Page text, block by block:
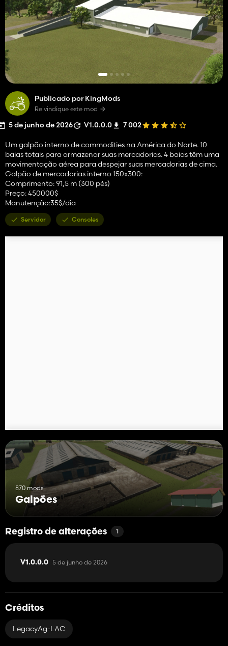
Publicado por KingMods
Reivindique este mod
5 de junho de 2026 V1.0.0.0 7 002
Um galpão interno de commodities na América do Norte. 10
baias totais para armazenar suas mercadorias. 4 baias têm uma
movimentação aérea para despejar suas mercadorias de cima.
Galpão de mercadorias interno 150x300:
Comprimento: 91,5 m (300 pés)
Preço: 450000$
Manutenção:35$/dia
Servidor Consoles
870 mods
Galpões
Registro de alterações 1
V1.0.0.0 5 de junho de 2026
Créditos
LegacyAg-LAC